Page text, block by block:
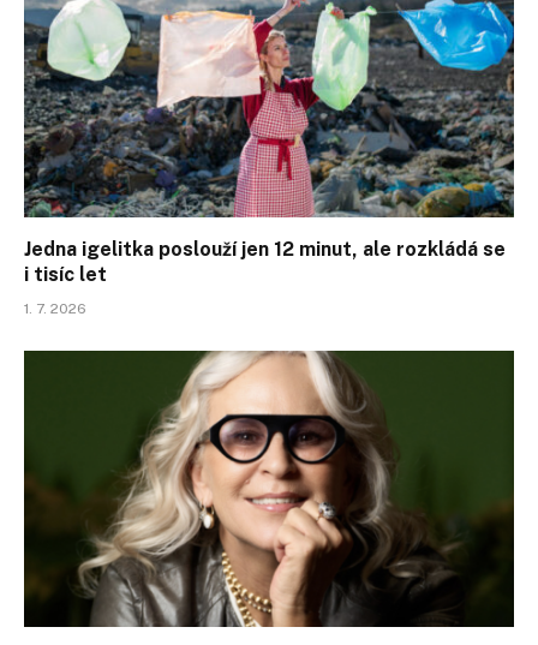
Jedna igelitka poslouží jen 12 minut, ale rozkládá se
i tisíc let
1. 7. 2026